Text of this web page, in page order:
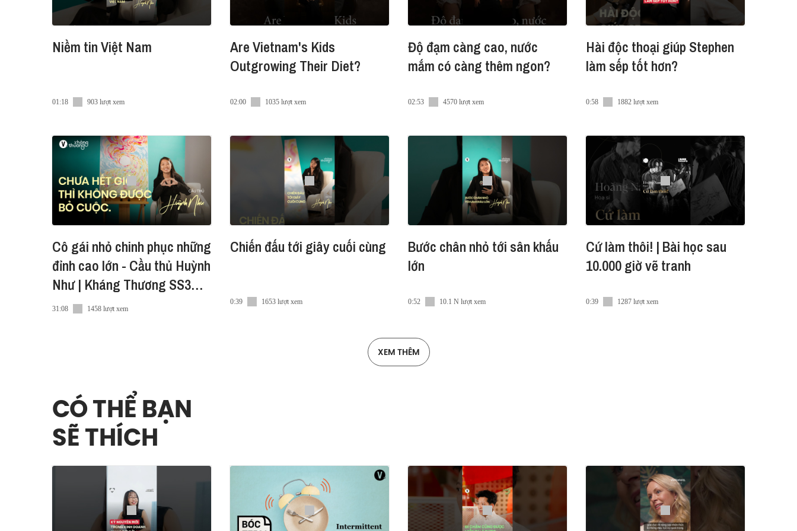
Niềm tin Việt Nam
01:18 903 lượt xem
Are Vietnam's Kids
Outgrowing Their Diet?
02:00 1035 lượt xem
Độ đạm càng cao, nước
mắm có càng thêm ngon?
02:53 4570 lượt xem
Hài độc thoại giúp Stephen
làm sếp tốt hơn?
0:58 1882 lượt xem
Cô gái nhỏ chinh phục những
đỉnh cao lớn - Cầu thủ Huỳnh
Như | Kháng Thương SS3
EP3
31:08 1458 lượt xem
Chiến đấu tới giây cuối cùng
0:39 1653 lượt xem
Bước chân nhỏ tới sân khấu
lớn
0:52 10.1 N lượt xem
Cứ làm thôi! | Bài học sau
10.000 giờ vẽ tranh
0:39 1287 lượt xem
XEM THÊM
CÓ THỂ BẠN
SẼ THÍCH